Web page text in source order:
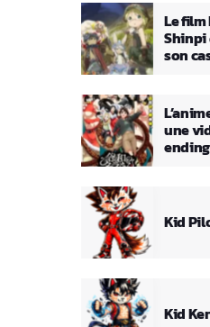
Le film
Shinpi
son
une
Kid
Kid